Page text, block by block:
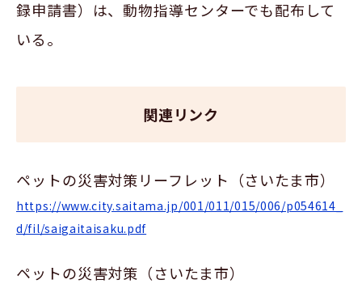
録申請書）は、動物指導センターでも配布して
いる。
関連リンク
ペットの災害対策リーフレット（さいたま市）
https://www.city.saitama.jp/001/011/015/006/p054614_
d/fil/saigaitaisaku.pdf
ペットの災害対策（さいたま市）